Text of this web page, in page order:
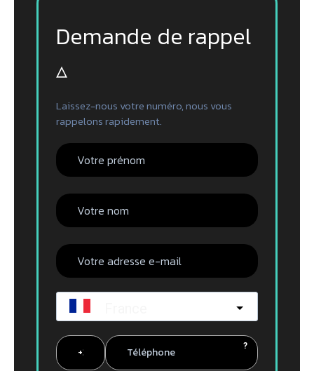
Demande de rappel
▵
Laissez-nous votre numéro, nous vous
rappelons rapidement.
?